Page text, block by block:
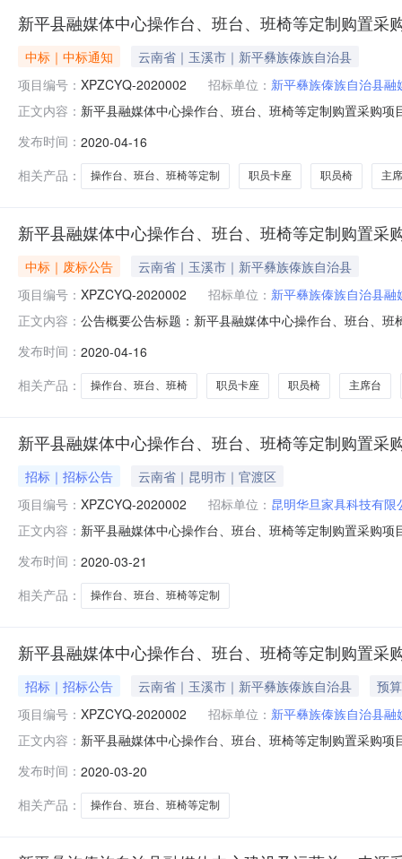
新平县融媒体中心操作台、班台、班椅等定制购置采
中标｜中标通知
云南省｜玉溪市｜新平彝族傣族自治县
项目编号： XPZCYQ-2020002 招标单位： 新平彝族傣族自治县融
正文内容： 新平县融媒体中心操作台、班台、班椅等定制购置采购
榄镇华园路10号中标（成交）金额：169315.00四、主
发布时间： 2020-04-16
相关产品：
操作台、班台、班椅等定制 职员卡座 职员椅 主
新平县融媒体中心操作台、班台、班椅等定制购置采
中标｜废标公告
云南省｜玉溪市｜新平彝族傣族自治县
项目编号： XPZCYQ-2020002 招标单位： 新平彝族傣族自治县融
正文内容： 公告概要公告标题：新平县融媒体中心操作台、班台、
间：2020-04-17至2020-04-17机构项目编号：
发布时间： 2020-04-16
相关产品：
操作台、班台、班椅 职员卡座 职员椅 主席台
新平县融媒体中心操作台、班台、班椅等定制购置采
招标｜招标公告
云南省｜昆明市｜官渡区
项目编号： XPZCYQ-2020002 招标单位： 昆明华旦家具科技有限
正文内容： 新平县融媒体中心操作台、班台、班椅等定制购置采购
XPZCYQ-2020002二、项目名称：新平县融媒体中心操
仟叁佰伍拾伍元整)五、采购
发布时间： 2020-03-21
相关产品：
操作台、班台、班椅等定制
新平县融媒体中心操作台、班台、班椅等定制购置采
招标｜招标公告 云南省｜玉溪市｜新平彝族傣族自治县
预
项目编号： XPZCYQ-2020002 招标单位： 新平彝族傣族自治县融
正文内容： 新平县融媒体中心操作台、班台、班椅等定制购置采购
系人方瑞项目联系电话13988480168采购单位新平彝族
发布时间： 2020-03-20
相关产品：
操作台、班台、班椅等定制